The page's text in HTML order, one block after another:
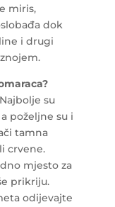
miris,
dok
i drugi
su
poželjne su i
tamna
crvene.
mjesto za
prikriju.
odijevajte